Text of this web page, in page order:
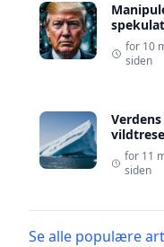
for 10
siden
for 11
siden
Se alle populære